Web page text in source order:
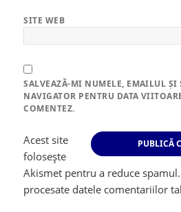
SITE WEB
SALVEAZĂ-MI NUMELE, EMAILUL ȘI
NAVIGATOR PENTRU DATA
COMENTEZ.
Acest site
folosește
Akismet pentru a reduce
procesate datele comentariilor